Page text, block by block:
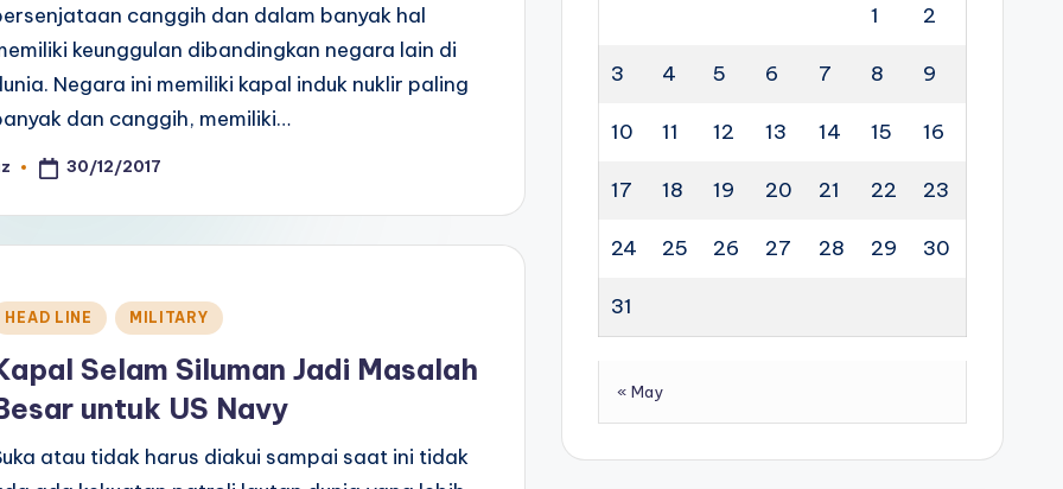
canggih dan dalam banyak hal
keunggulan dibandingkan negara lain di
Negara ini memiliki kapal induk nuklir paling
dan canggih, memiliki…
30/12/2017
HEAD LINE MILITARY
Selam Siluman Jadi Masalah
untuk US Navy
atau tidak harus diakui sampai saat ini tidak
1 2
3 4 5 6 7 8 9
10 11 12 13 14 15 16
17 18 19 20 21 22 23
24 25 26 27 28 29 30
31
« May